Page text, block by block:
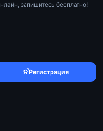
запишитесь бесплатно!
Регистрация